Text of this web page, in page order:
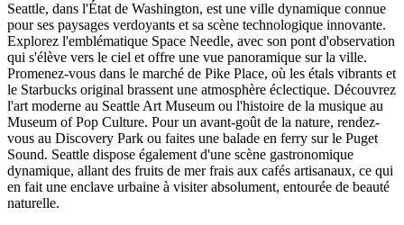
Seattle, dans l'État de Washington, est une ville dynamique connue
pour ses paysages verdoyants et sa scène technologique innovante.
Explorez l'emblématique Space Needle, avec son pont d'observation
qui s'élève vers le ciel et offre une vue panoramique sur la ville.
Promenez-vous dans le marché de Pike Place, où les étals vibrants et
le Starbucks original brassent une atmosphère éclectique. Découvrez
l'art moderne au Seattle Art Museum ou l'histoire de la musique au
Museum of Pop Culture. Pour un avant-goût de la nature, rendez-
vous au Discovery Park ou faites une balade en ferry sur le Puget
Sound. Seattle dispose également d'une scène gastronomique
dynamique, allant des fruits de mer frais aux cafés artisanaux, ce qui
en fait une enclave urbaine à visiter absolument, entourée de beauté
naturelle.